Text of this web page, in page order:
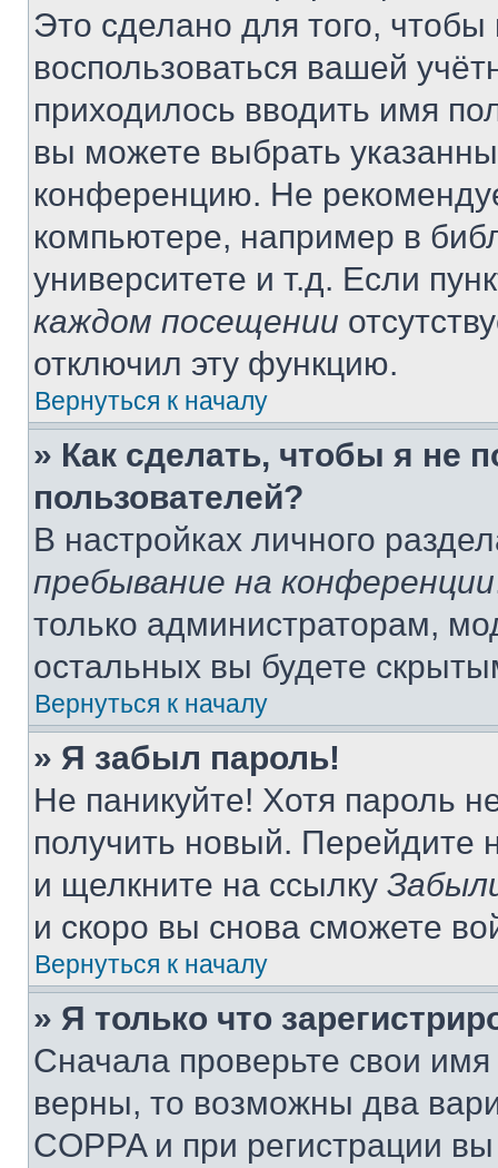
Это сделано для того, чтобы
воспользоваться вашей
приходилось вводить имя
вы можете выбрать
конференцию. Не
компьютере, например в
университете и т.д. Если
каждом посещении
отключил эту функцию.
Вернуться к началу
» Как сделать, чтобы я не
пользователей?
В настройках личного
пребывание на конференции
только администраторам,
остальных вы будете
Вернуться к началу
» Я забыл пароль!
Не паникуйте! Хотя пароль
получить новый. Перейдите
и щелкните на ссылку
и скоро вы снова сможете
Вернуться к началу
» Я только что
Сначала проверьте свои
верны, то возможны два
COPPA и при регистрации